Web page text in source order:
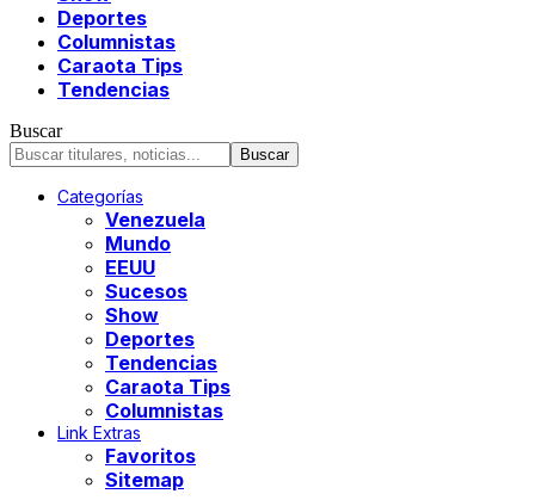
Deportes
Columnistas
Caraota Tips
Tendencias
Buscar
Categorías
Venezuela
Mundo
EEUU
Sucesos
Show
Deportes
Tendencias
Caraota Tips
Columnistas
Link Extras
Favoritos
Sitemap